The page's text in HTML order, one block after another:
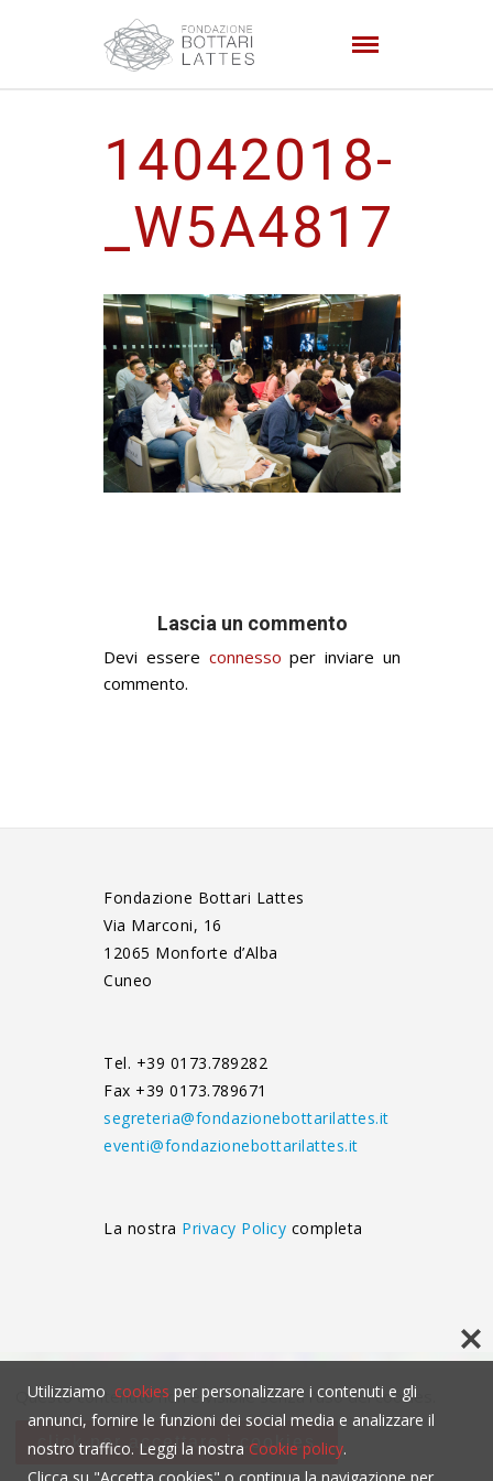
14042018-
_W5A4817
Lascia un commento
Devi essere connesso per inviare un
commento.
Fondazione Bottari Lattes
Via Marconi, 16
12065 Monforte d’Alba
Cuneo
Tel. +39 0173.789282
Fax +39 0173.789671
segreteria@fondazionebottarilattes.it
eventi@fondazionebottarilattes.it
La nostra Privacy Policy completa
Questo contenuto non è visibile senza l'uso dei cookies.
click per accettare i cookies
Utilizziamo cookies per personalizzare i contenuti e gli
annunci, fornire le funzioni dei social media e analizzare il
nostro traffico. Leggi la nostra Cookie policy.